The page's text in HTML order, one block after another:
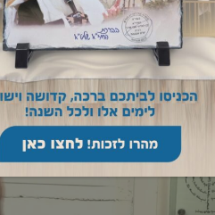
יומי ובגובה